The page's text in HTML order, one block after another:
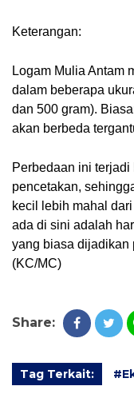
Keterangan:
Logam Mulia Antam
dalam beberapa
dan 500 gram).
akan berbeda
Perbedaan ini
pencetakan,
kecil lebih mahal
ada di sini adalah
yang biasa dijadikan
(KC/MC)
Share:
Tag Terkait: